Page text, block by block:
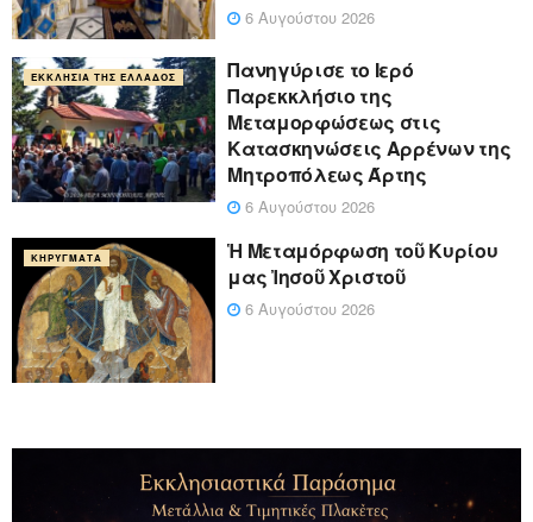
6 Αυγούστου 2026
ΕΚΚΛΗΣΊΑ ΤΗΣ ΕΛΛΆΔΟΣ
Πανηγύρισε το Ιερό
Παρεκκλήσιο της
Μεταμορφώσεως στις
Κατασκηνώσεις Αρρένων της
Μητροπόλεως Άρτης
6 Αυγούστου 2026
ΚΗΡΎΓΜΑΤΑ
Ἡ Μεταμόρφωση τοῦ Κυρίου
μας Ἰησοῦ Χριστοῦ
6 Αυγούστου 2026